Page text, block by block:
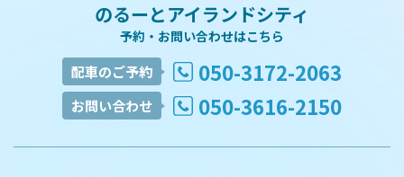
のるーとアイランドシティ
予約・お問い合わせはこちら
配車のご予約 050-3172-2063
お問い合わせ 050-3616-2150